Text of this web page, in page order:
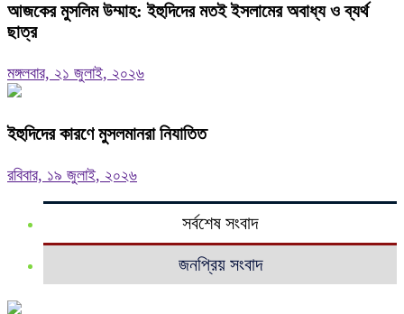
আজকের মুসলিম উম্মাহ: ইহুদিদের মতই ইসলামের অবাধ্য ও ব্যর্থ
ছাত্র
মঙ্গলবার, ২১ জুলাই, ২০২৬
ইহুদিদের কারণে মুসলমানরা নিযাতিত
রবিবার, ১৯ জুলাই, ২০২৬
সর্বশেষ সংবাদ
জনপ্রিয় সংবাদ